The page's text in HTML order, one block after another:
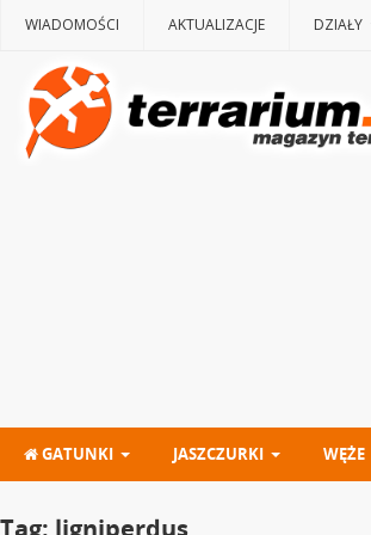
WIADOMOŚCI AKTUALIZACJE DZIAŁY
GATUNKI JASZCZURKI WĘŻE
Tag: ligniperdus